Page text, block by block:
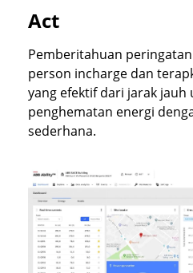
Act
Pemberitahuan
person incharge dan
yang efektif dari jarak jauh
penghematan energi
sederhana.